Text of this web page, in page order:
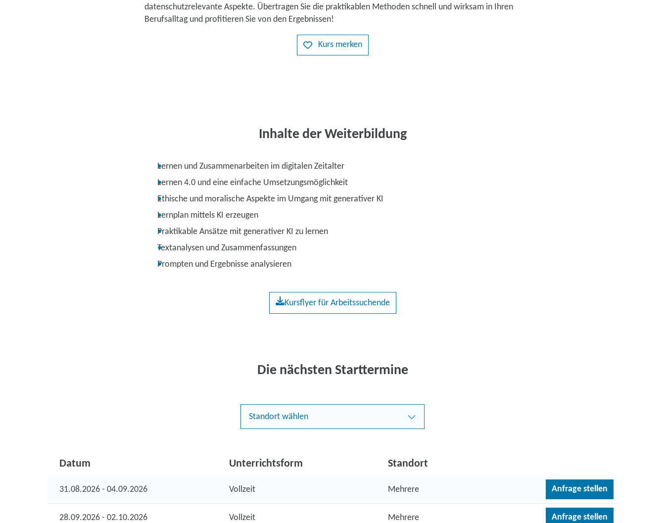
datenschutzrelevante Aspekte. Übertragen Sie die praktikablen Methoden schnell und wirksam in Ihren
Berufsalltag und profitieren Sie von den Ergebnissen!
Kurs merken
Inhalte der Weiterbildung
Lernen und Zusammenarbeiten im digitalen Zeitalter
Lernen 4.0 und eine einfache Umsetzungsmöglichkeit
Ethische und moralische Aspekte im Umgang mit generativer KI
Lernplan mittels KI erzeugen
Praktikable Ansätze mit generativer KI zu lernen
Textanalysen und Zusammenfassungen
Prompten und Ergebnisse analysieren
Kursflyer für Arbeitssuchende
Die nächsten Starttermine
Standort wählen
Datum Unterrichtsform Standort
31.08.2026 - 04.09.2026 Vollzeit Mehrere Anfrage stellen
28.09.2026 - 02.10.2026 Vollzeit Mehrere Anfrage stellen